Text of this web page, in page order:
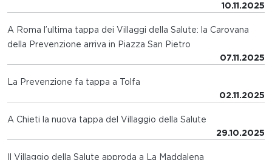
10.11.2025
A Roma l’ultima tappa dei Villaggi della Salute: la Carovana
della Prevenzione arriva in Piazza San Pietro
07.11.2025
La Prevenzione fa tappa a Tolfa
02.11.2025
A Chieti la nuova tappa del Villaggio della Salute
29.10.2025
Il Villaggio della Salute approda a La Maddalena